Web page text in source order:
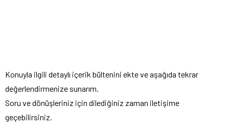
Konuyla ilgili detaylı içerik bültenini ekte ve aşağıda tekrar
değerlendirmenize sunarım.
Soru ve dönüşleriniz için dilediğiniz zaman iletişime
geçebilirsiniz.